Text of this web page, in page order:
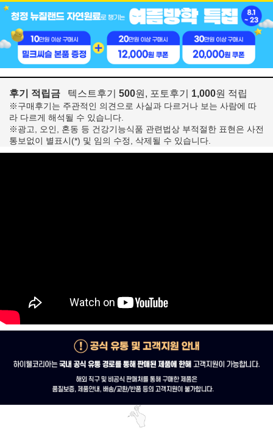
후기 적립금 텍스트후기 500원, 포토후기 1,000원 적립
※구매후기는 주관적인 의견으로 사실과 다르거나 보는 사람에 따
라 다르게 해석될 수 있습니다.
※광고, 오인, 혼동 등 건강기능식품 관련법상 부적절한 표현은 사전
통보없이 별표시(*) 및 임의 수정, 삭제될 수 있습니다.